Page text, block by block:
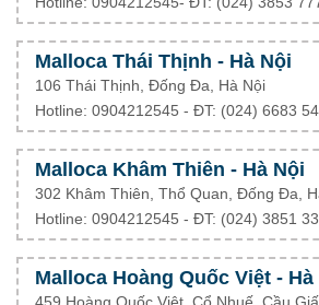
Malloca Thái Thịnh - Hà Nội
106 Thái Thịnh, Đống Đa, Hà Nội
Hotline: 0904212545 - ĐT: (024) 6683
Malloca Khâm Thiên - Hà Nội
302 Khâm Thiên, Thổ Quan, Đống Đa,
Hotline: 0904212545 - ĐT: (024) 3851
Malloca Hoàng Quốc Việt - Hà